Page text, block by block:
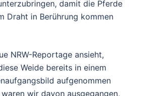
damit die Pferde
Draht in Berührung kommen
NRW-Reportage ansieht,
Weide bereits in einem
aufgenommen
wir davon ausgegangen,